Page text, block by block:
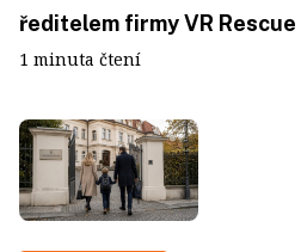
ředitelem firmy VR Rescue
1 minuta čtení